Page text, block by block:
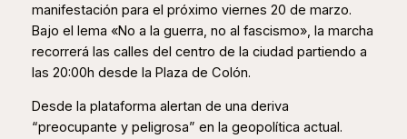
manifestación para el próximo viernes 20 de marzo.
Bajo el lema «No a la guerra, no al fascismo», la marcha
recorrerá las calles del centro de la ciudad partiendo a
las 20:00h desde la Plaza de Colón.
Desde la plataforma alertan de una deriva
“preocupante y peligrosa” en la geopolítica actual.